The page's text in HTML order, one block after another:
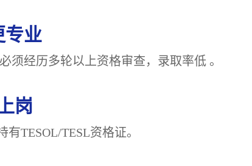
专业
必须经历多轮以上资格审查，录取率低 。
岗
持有TESOL/TESL资格证。